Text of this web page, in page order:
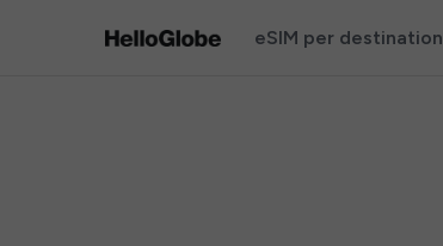
eSIM per destination